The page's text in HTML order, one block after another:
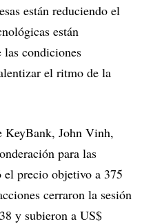
están reduciendo el
están
condiciones
el ritmo de la
KeyBank, John Vinh,
para las
el precio objetivo a 375
cerraron la sesión
y subieron a US$